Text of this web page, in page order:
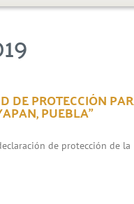
DE PROTECCIÓN
PUEBLA”
de protección de la